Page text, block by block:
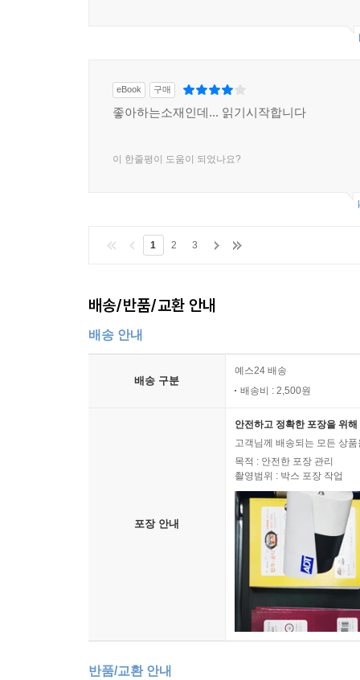
eBook 구매
좋아하는소재인데... 읽기시작합니다
이 한줄평이 도움이 되었나요?
1 2 3
배송/반품/교환 안내
배송 안내
배송 구분
예스24 배송
배송비 : 2,500원
포장 안내
안전하고 정확한 포장을 위
고객님께 배송되는 모든 상
목적 : 안전한 포장 관리
촬영범위 : 박스 포장 작업
반품/교환 안내